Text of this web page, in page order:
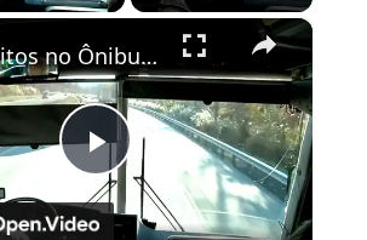
×
Play Video
Inéditos no Ônibus Brasil